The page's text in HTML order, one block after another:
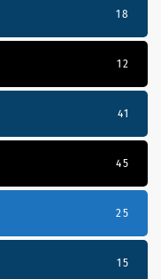
18
12
41
45
25
15